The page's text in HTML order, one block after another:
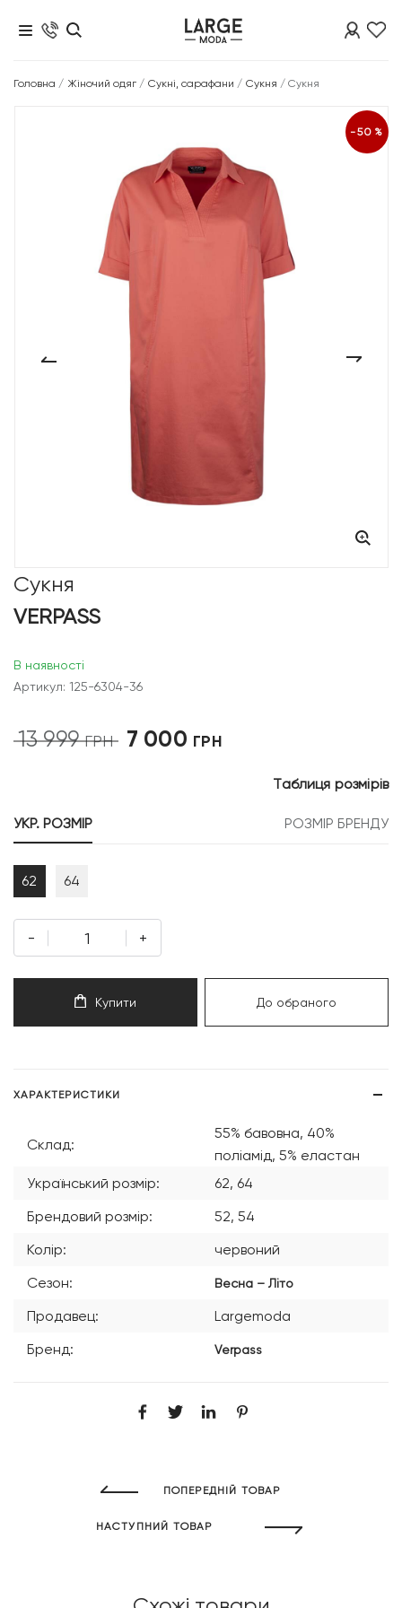
Головна / Жіночий одяг / Сукні, сарафани / Сукня /Сукня
-50%
Сукня
VERPASS
В наявності
Артикул: 125-6304-36
13 999ГРН
Оригінальна
7 000 ГРН
УКР. РОЗМІР
РОЗМІР БРЕНДУ
Таблиця розмірів
62 64
- +
Купити До обраного
ХАРАКТЕРИСТИКИ
Склад:
55% бавовна, 40%
поліамід, 5% еластан
Український розмір:
62, 64
Брендовий розмір:
52, 54
Колір:
червоний
Сезон:
Весна – Літо
Продавец:
Largemoda
Бренд:
Verpass
ПОПЕРЕДНІЙ ТОВАР
НАСТУПНИЙ ТОВАР